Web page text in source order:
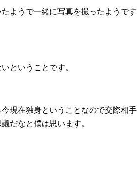
ようで一緒に写真を撮ったようです
ということです。
現在独身ということなので交際相手
だなと僕は思います。